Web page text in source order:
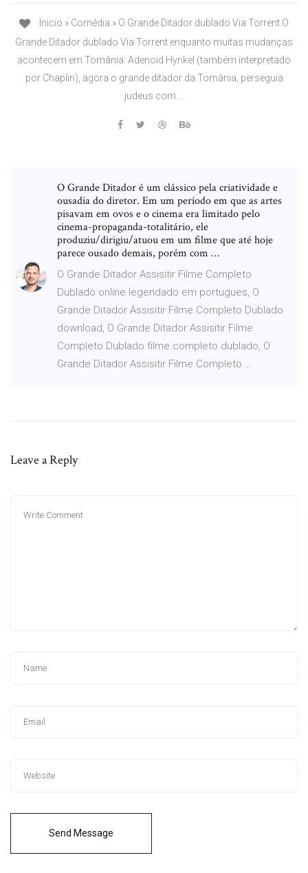
Inicio » Comédia » O Grande Ditador dublado Via Torrent O
Grande Ditador dublado Via Torrent enquanto muitas mudanças
acontecem em Tomânia: Adenoid Hynkel (também interpretado
por Chaplin), agora o grande ditador da Tomânia, perseguia
judeus com …
O Grande Ditador é um clássico pela criatividade e
ousadia do diretor. Em um período em que as artes
pisavam em ovos e o cinema era limitado pelo
cinema-propaganda-totalitário, ele
produziu/dirigiu/atuou em um filme que até hoje
parece ousado demais, porém com …
O Grande Ditador Assisitir Filme Completo
Dublado online legendado em portugues, O
Grande Ditador Assisitir Filme Completo Dublado
download, O Grande Ditador Assisitir Filme
Completo Dublado filme completo dublado, O
Grande Ditador Assisitir Filme Completo …
Leave a Reply
Send Message